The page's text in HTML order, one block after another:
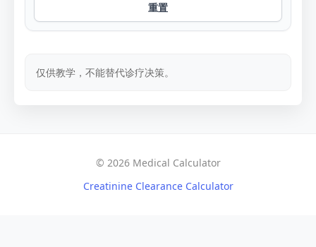
重置
仅供教学，不能替代诊疗决策。
© 2026 Medical Calculator
Creatinine Clearance Calculator